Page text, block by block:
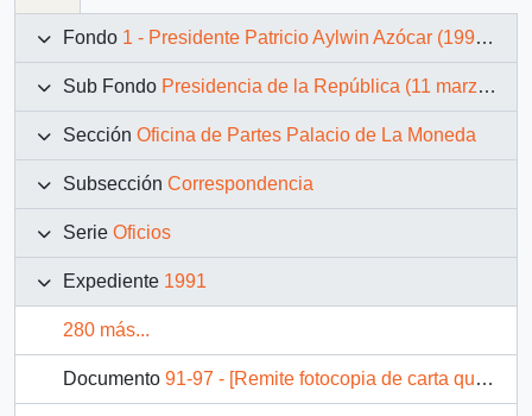
Fondo 1 - Presidente Patricio Aylwin Azócar (1990-1994)
Sub Fondo Presidencia de la República (11 marzo 1990 – 11 marzo 1994)
Sección Oficina de Partes Palacio de La Moneda
Subsección Correspondencia
Serie Oficios
Expediente 1991
280 más...
Documento 91-97 - [Remite fotocopia de carta que se indica a Ministro de Justicia]